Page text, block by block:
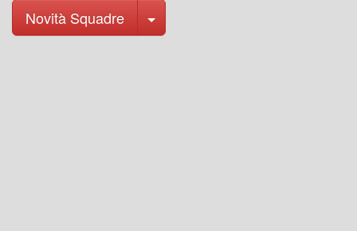
Novità Squadre Toggle Dropdown